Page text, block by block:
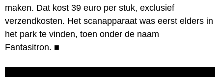
maken. Dat kost 39 euro per stuk, exclusief
verzendkosten. Het scanapparaat was eerst elders in
het park te vinden, toen onder de naam
Fantasitron. ■